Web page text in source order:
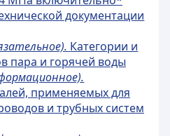
документации
Категории и
пара и горячей воды
применяемых для
и трубных систем